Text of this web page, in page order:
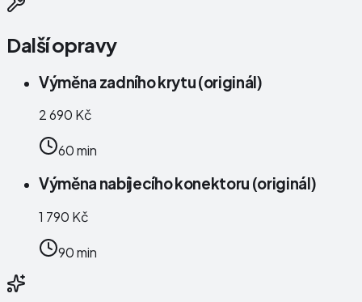
Další opravy
Výměna zadního krytu (originál)
2 690 Kč
60 min
Výměna nabíjecího konektoru (originál)
1 790 Kč
90 min